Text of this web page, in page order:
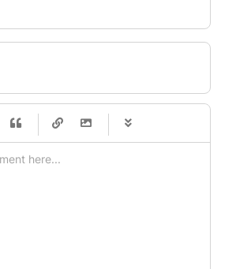
-
-
-
-